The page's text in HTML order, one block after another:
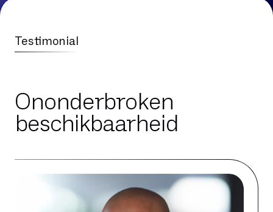
Testimonial
Ononderbroken
beschikbaarheid